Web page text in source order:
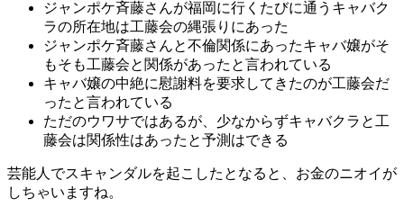
ジャンポケ斉藤さんが福岡に行くたびに通うキャバク
ラの所在地は工藤会の縄張りにあった
ジャンポケ斉藤さんと不倫関係にあったキャバ嬢がそ
もそも工藤会と関係があったと言われている
キャバ嬢の中絶に慰謝料を要求してきたのが工藤会だ
ったと言われている
ただのウワサではあるが、少なからずキャバクラと工
藤会は関係性はあったと予測はできる
芸能人でスキャンダルを起こしたとなると、お金のニオイが
しちゃいますね。